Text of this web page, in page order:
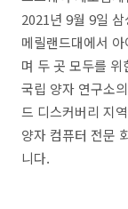
2021년 9월 9일
메릴랜드대에서
며 두 곳 모두를
국립 양자 연구소
드 디스커버리 지
양자 컴퓨터 전문
니다.